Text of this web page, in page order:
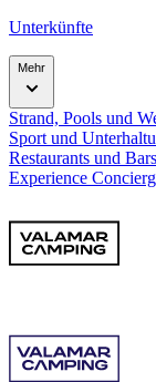
Unterkünfte
Mehr
Strand, Pools und
Sport und
Restaurants und Bars
Experience